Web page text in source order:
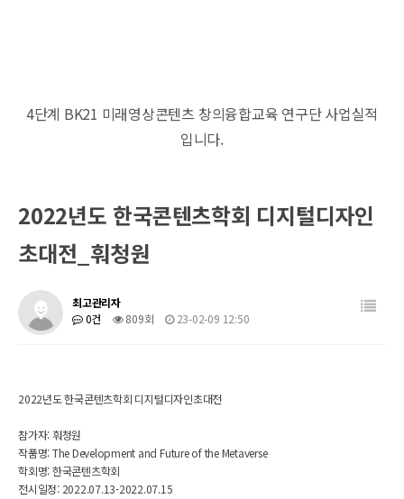
4단계 BK21 미래영상콘텐츠 창의융합교육 연구단 사업실적
입니다.
2022년도 한국콘텐츠학회 디지털디자인
초대전_훠청원
최고관리자
0건
809회 23-02-09 12:50
2022년도 한국콘텐츠학회 디지털디자인초대전
참가자: 훠청원
작품명:The Development and Future of the Metaverse
학회명: 한국콘텐츠학회
전시일정: 2022.07.13-2022.07.15